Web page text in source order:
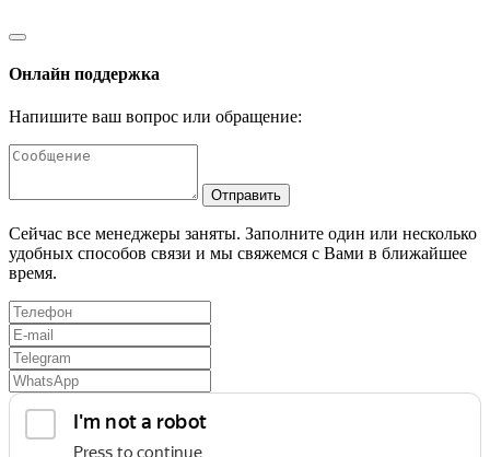
Онлайн поддержка
Напишите ваш вопрос или обращение:
Отправить
Сейчас все менеджеры заняты. Заполните один или несколько
удобных способов связи и мы свяжемся с Вами в ближайшее
время.